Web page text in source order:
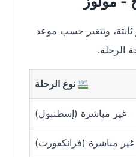
وتتغير حسب موعد
نوع الرحلة مدة
مباشرة (إسطنبول) 6 – 7 ساعات
(فرانكفورت) 7 – 8 ساعات